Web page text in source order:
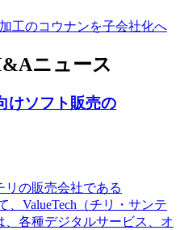
工のコウナンを子会社化へ
ニュース
けソフト販売の
リの販売会社である
、ValueTech（チリ・サンテ
、各種デジタルサービス、オ